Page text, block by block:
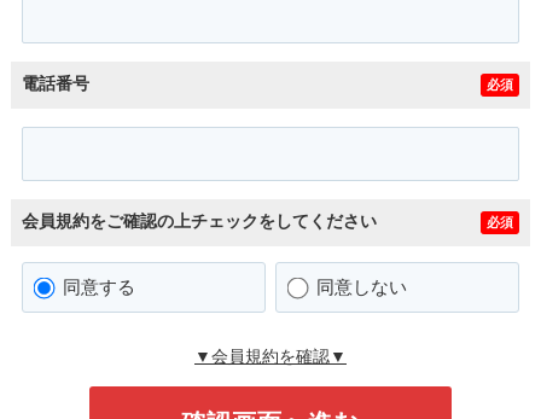
電話番号 必須
会員規約をご確認の上チェックをしてください 必須
同意する 同意しない
▼会員規約を確認▼